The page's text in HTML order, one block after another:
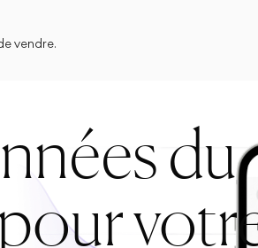
vendre.
du